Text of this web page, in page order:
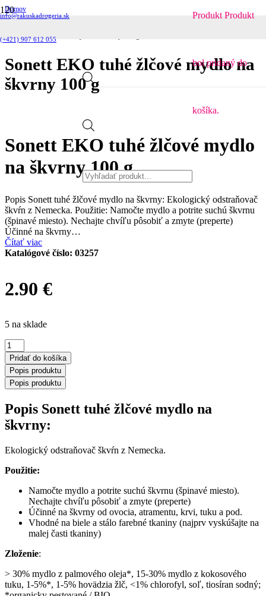
info@rakuskadrogeria.sk
(+421) 907 612 055
Products
search
Produkt Produkt
bol pridaný do
košíka.
Domov
Pracie prostriedky
Sonett EKO tuhé žlčové mydlo na škvrny 100 g
Sonett EKO tuhé žlčové mydlo na
škvrny 100 g
Sonett EKO tuhé žlčové mydlo
na škvrny 100 g
Popis Sonett tuhé žlčové mydlo na škvrny: Ekologický odstraňovač
škvŕn z Nemecka. Použitie: Namočte mydlo a potrite suchú škvrnu
(špinavé miesto). Nechajte chvíľu pôsobiť a zmyte (preperte)
Účinné na škvrny…
Čítať viac
Katalógové číslo: 03257
2.90 €
5 na sklade
množstvo
Sonett
EKO
tuhé
žlčové
na
škvrny
100
Pridať do košíka
Popis produktu
Popis produktu
Popis Sonett tuhé žlčové mydlo na
škvrny:
Ekologický odstraňovač škvŕn z Nemecka.
Použitie:
Namočte mydlo a potrite suchú škvrnu (špinavé miesto).
Nechajte chvíľu pôsobiť a zmyte (preperte)
Účinné na škvrny od ovocia, atramentu, krvi, tuku a pod.
Vhodné na biele a stálo farebné tkaniny (najprv vyskúšajte na
malej časti tkaniny)
Zloženie:
> 30% mydlo z palmového oleja*, 15-30% mydlo z kokosového
tuku, 1-5%*, 1-5% hovädzia žlč, <1% chlorofyl, soľ, tiosíran sodný;